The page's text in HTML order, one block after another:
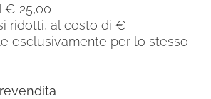
€ 25,00
ridotti, al costo di €
esclusivamente per lo stesso